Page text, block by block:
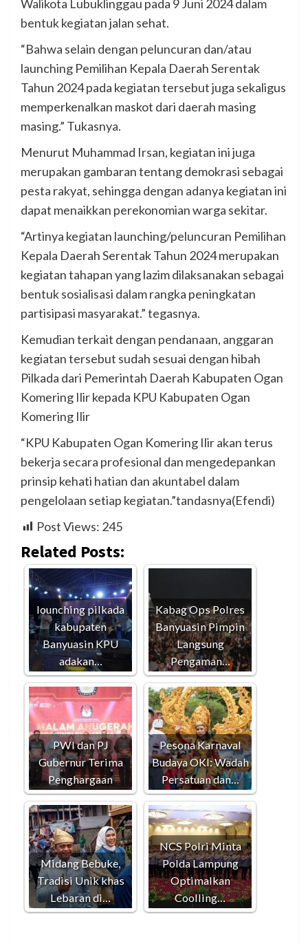
Walikota Lubuklinggau pada 9 Juni 2024 dalam
bentuk kegiatan jalan sehat.
“Bahwa selain dengan peluncuran dan/atau
launching Pemilihan Kepala Daerah Serentak
Tahun 2024 pada kegiatan tersebut juga sekaligus
memperkenalkan maskot dari daerah masing
masing.” Tukasnya.
Menurut Muhammad Irsan, kegiatan ini juga
merupakan gambaran tentang demokrasi sebagai
pesta rakyat, sehingga dengan adanya kegiatan ini
dapat menaikkan perekonomian warga sekitar.
“Artinya kegiatan launching/peluncuran Pemilihan
Kepala Daerah Serentak Tahun 2024 merupakan
kegiatan tahapan yang lazim dilaksanakan sebagai
bentuk sosialisasi dalam rangka peningkatan
partisipasi masyarakat.” tegasnya.
Kemudian terkait dengan pendanaan, anggaran
kegiatan tersebut sudah sesuai dengan hibah
Pilkada dari Pemerintah Daerah Kabupaten Ogan
Komering Ilir kepada KPU Kabupaten Ogan
Komering Ilir
“KPU Kabupaten Ogan Komering Ilir akan terus
bekerja secara profesional dan mengedepankan
prinsip kehati hatian dan akuntabel dalam
pengelolaan setiap kegiatan.”tandasnya(Efendi)
Post Views: 245
Related Posts:
lounching pilkada
kabupaten
Banyuasin KPU
adakan…
Kabag Ops Polres
Banyuasin Pimpin
Langsung
Pengaman…
PWI dan PJ
Gubernur Terima
Penghargaan
Pesona Karnaval
Budaya OKI: Wadah
Persatuan dan…
Midang Bebuke,
Tradisi Unik khas
Lebaran di…
NCS Polri Minta
Polda Lampung
Optimalkan
Coolling…